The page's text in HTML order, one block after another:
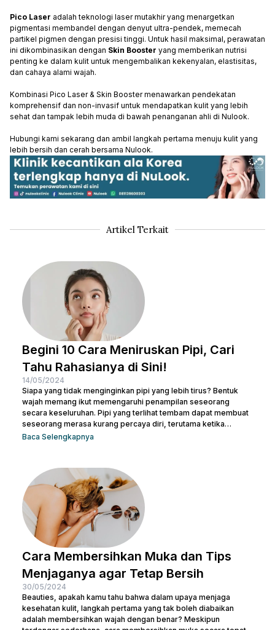
Pico Laser adalah teknologi laser mutakhir yang menargetkan
pigmentasi membandel dengan denyut ultra-pendek, memecah
partikel pigmen dengan presisi tinggi. Untuk hasil maksimal, perawatan
ini dikombinasikan dengan Skin Booster yang memberikan nutrisi
penting ke dalam kulit untuk mengembalikan kekenyalan, elastisitas,
dan cahaya alami wajah.
Kombinasi Pico Laser & Skin Booster menawarkan pendekatan
komprehensif dan non-invasif untuk mendapatkan kulit yang lebih
sehat dan tampak lebih muda di bawah penanganan ahli di Nulook.
Hubungi kami sekarang dan ambil langkah pertama menuju kulit yang
lebih bersih dan cerah bersama Nulook.
Artikel Terkait
Begini 10 Cara Meniruskan Pipi, Cari
Tahu Rahasianya di Sini!
14/05/2024
Siapa yang tidak menginginkan pipi yang lebih tirus? Bentuk
wajah memang ikut memengaruhi penampilan seseorang
secara keseluruhan. Pipi yang terlihat tembam dapat membuat
seseorang merasa kurang percaya diri, terutama ketika
berfoto atau bertemu orang baru. Namun, jangan khawatir! Ada
Beauties bisa mulai mengubah pola hidup yang lebih sehat
untuk menjaga kesehatan sekaligus meniruskan pipi. Tentu
masih ada cara lainnya untuk membuat...
Baca Selengkapnya
Cara Membersihkan Muka dan Tips
Menjaganya agar Tetap Bersih
30/05/2024
Beauties, apakah kamu tahu bahwa dalam upaya menjaga
kesehatan kulit, langkah pertama yang tak boleh diabaikan
adalah membersihkan wajah dengan benar? Meskipun